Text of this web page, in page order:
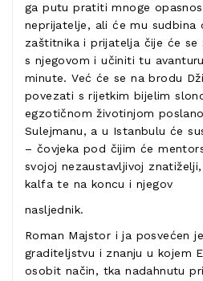
ga putu pratiti mnoge
neprijatelje, ali će mu sudbina
zaštitnika i prijatelja čije će se
s njegovom i učiniti tu
minute. Već će se na brodu
povezati s rijetkim bijelim
egzotičnom životinjom
Sulejmanu, a u Istanbulu će
– čovjeka pod čijim će
svojoj nezaustavljivoj
kalfa te na koncu i njegov
nasljednik.
Roman Majstor i ja posvećen
graditeljstvu i znanju u kojem
osobit način, tka nadahnutu